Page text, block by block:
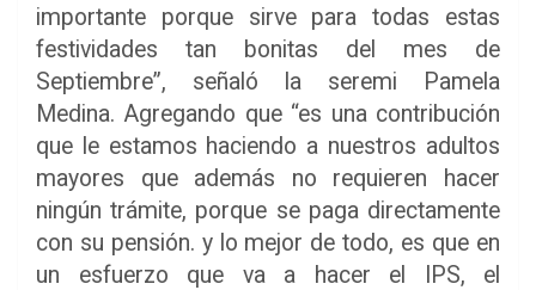
importante porque sirve para todas estas
festividades tan bonitas del mes de
Septiembre”, señaló la seremi Pamela
Medina. Agregando que “es una contribución
que le estamos haciendo a nuestros adultos
mayores que además no requieren hacer
ningún trámite, porque se paga directamente
con su pensión. y lo mejor de todo, es que en
un esfuerzo que va a hacer el IPS, el